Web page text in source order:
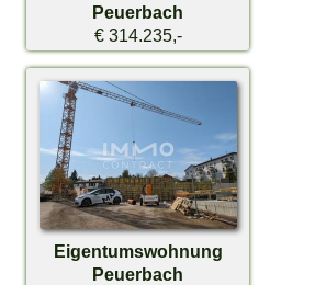
Peuerbach
€ 314.235,-
Eigentumswohnung
Peuerbach